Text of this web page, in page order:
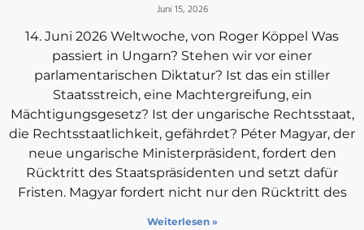
Juni 15, 2026
14. Juni 2026 Weltwoche, von Roger Köppel Was
passiert in Ungarn? Stehen wir vor einer
parlamentarischen Diktatur? Ist das ein stiller
Staatsstreich, eine Machtergreifung, ein
Mächtigungsgesetz? Ist der ungarische Rechtsstaat,
die Rechtsstaatlichkeit, gefährdet? Péter Magyar, der
neue ungarische Ministerpräsident, fordert den
Rücktritt des Staatspräsidenten und setzt dafür
Fristen. Magyar fordert nicht nur den Rücktritt des
Weiterlesen »